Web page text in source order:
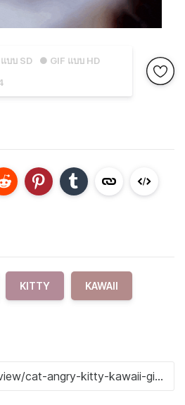
บบ SD
● GIF แบบ HD
KITTY KAWAII